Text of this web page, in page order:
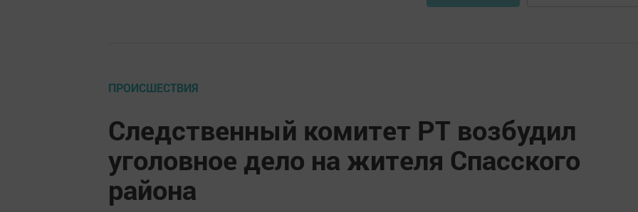
ПРОИСШЕСТВИЯ
Следственный комитет РТ возбудил
уголовное дело на жителя Спасского
района